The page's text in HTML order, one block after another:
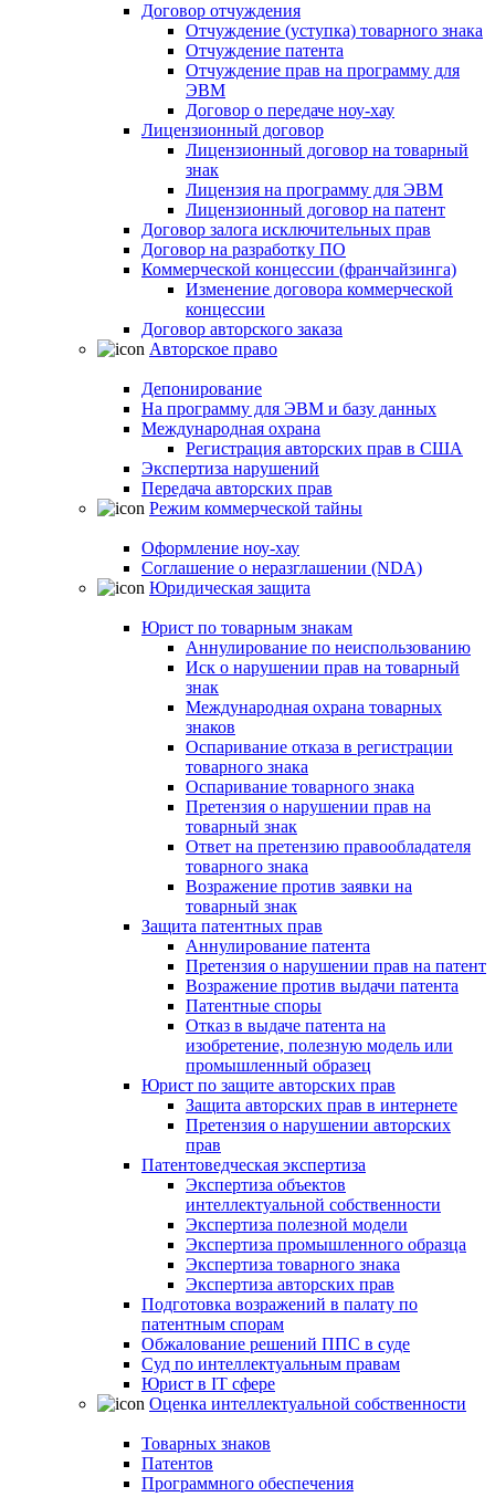
Договор отчуждения
Отчуждение (уступка) товарного знака
Отчуждение патента
Отчуждение прав на программу для
ЭВМ
Договор о передаче ноу-хау
Лицензионный договор
Лицензионный договор на товарный
знак
Лицензия на программу для ЭВМ
Лицензионный договор на патент
Договор залога исключительных прав
Договор на разработку ПО
Коммерческой концессии (франчайзинга)
Изменение договора коммерческой
концессии
Договор авторского заказа
Авторское право
Депонирование
На программу для ЭВМ и базу данных
Международная охрана
Регистрация авторских прав в США
Экспертиза нарушений
Передача авторских прав
Режим коммерческой тайны
Оформление ноу-хау
Соглашение о неразглашении (NDA)
Юридическая защита
Юрист по товарным знакам
Аннулирование по неиспользованию
Иск о нарушении прав на товарный
знак
Международная охрана товарных
знаков
Оспаривание отказа в регистрации
товарного знака
Оспаривание товарного знака
Претензия о нарушении прав на
товарный знак
Ответ на претензию правообладателя
товарного знака
Возражение против заявки на
товарный знак
Защита патентных прав
Аннулирование патента
Претензия о нарушении прав на патент
Возражение против выдачи патента
Патентные споры
Отказ в выдаче патента на
изобретение, полезную модель или
промышленный образец
Юрист по защите авторских прав
Защита авторских прав в интернете
Претензия о нарушении авторских
прав
Патентоведческая экспертиза
Экспертиза объектов
интеллектуальной собственности
Экспертиза полезной модели
Экспертиза промышленного образца
Экспертиза товарного знака
Экспертиза авторских прав
Подготовка возражений в палату по
патентным спорам
Обжалование решений ППС в суде
Суд по интеллектуальным правам
Юрист в IT сфере
Оценка интеллектуальной собственности
Товарных знаков
Патентов
Программного обеспечения